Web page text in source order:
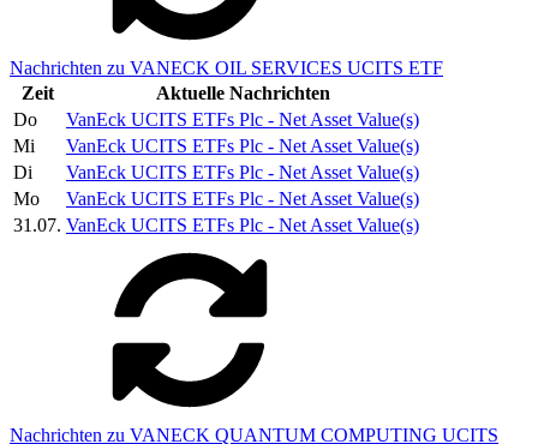
Nachrichten zu VANECK OIL SERVICES UCITS ETF
Zeit
Aktuelle Nachrichten
Do
VanEck UCITS ETFs Plc - Net Asset Value(s)
Mi
VanEck UCITS ETFs Plc - Net Asset Value(s)
Di
VanEck UCITS ETFs Plc - Net Asset Value(s)
Mo
VanEck UCITS ETFs Plc - Net Asset Value(s)
31.07. VanEck UCITS ETFs Plc - Net Asset Value(s)
Nachrichten zu VANECK QUANTUM COMPUTING UCITS